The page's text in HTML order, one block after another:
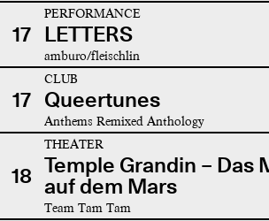
17
PERFORMANCE
LETTERS
amburo/fleischlin
17
CLUB
Queertunes
Anthems Remixed Anthology
18
THEATER
Temple Grandin – Das
auf dem Mars
Team Tam Tam